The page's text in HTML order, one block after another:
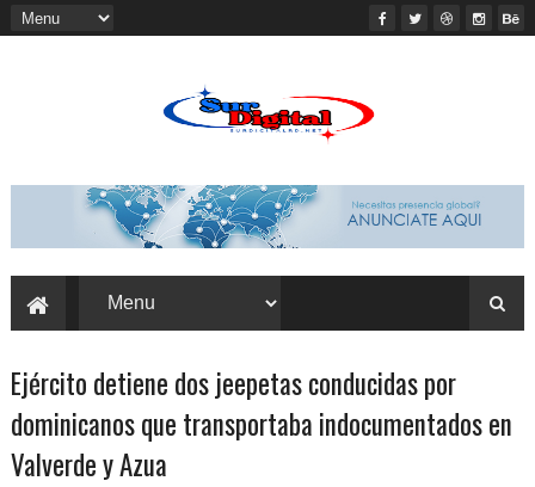
Ejército detiene dos jeepetas conducidas por
dominicanos que transportaba indocumentados en
Valverde y Azua